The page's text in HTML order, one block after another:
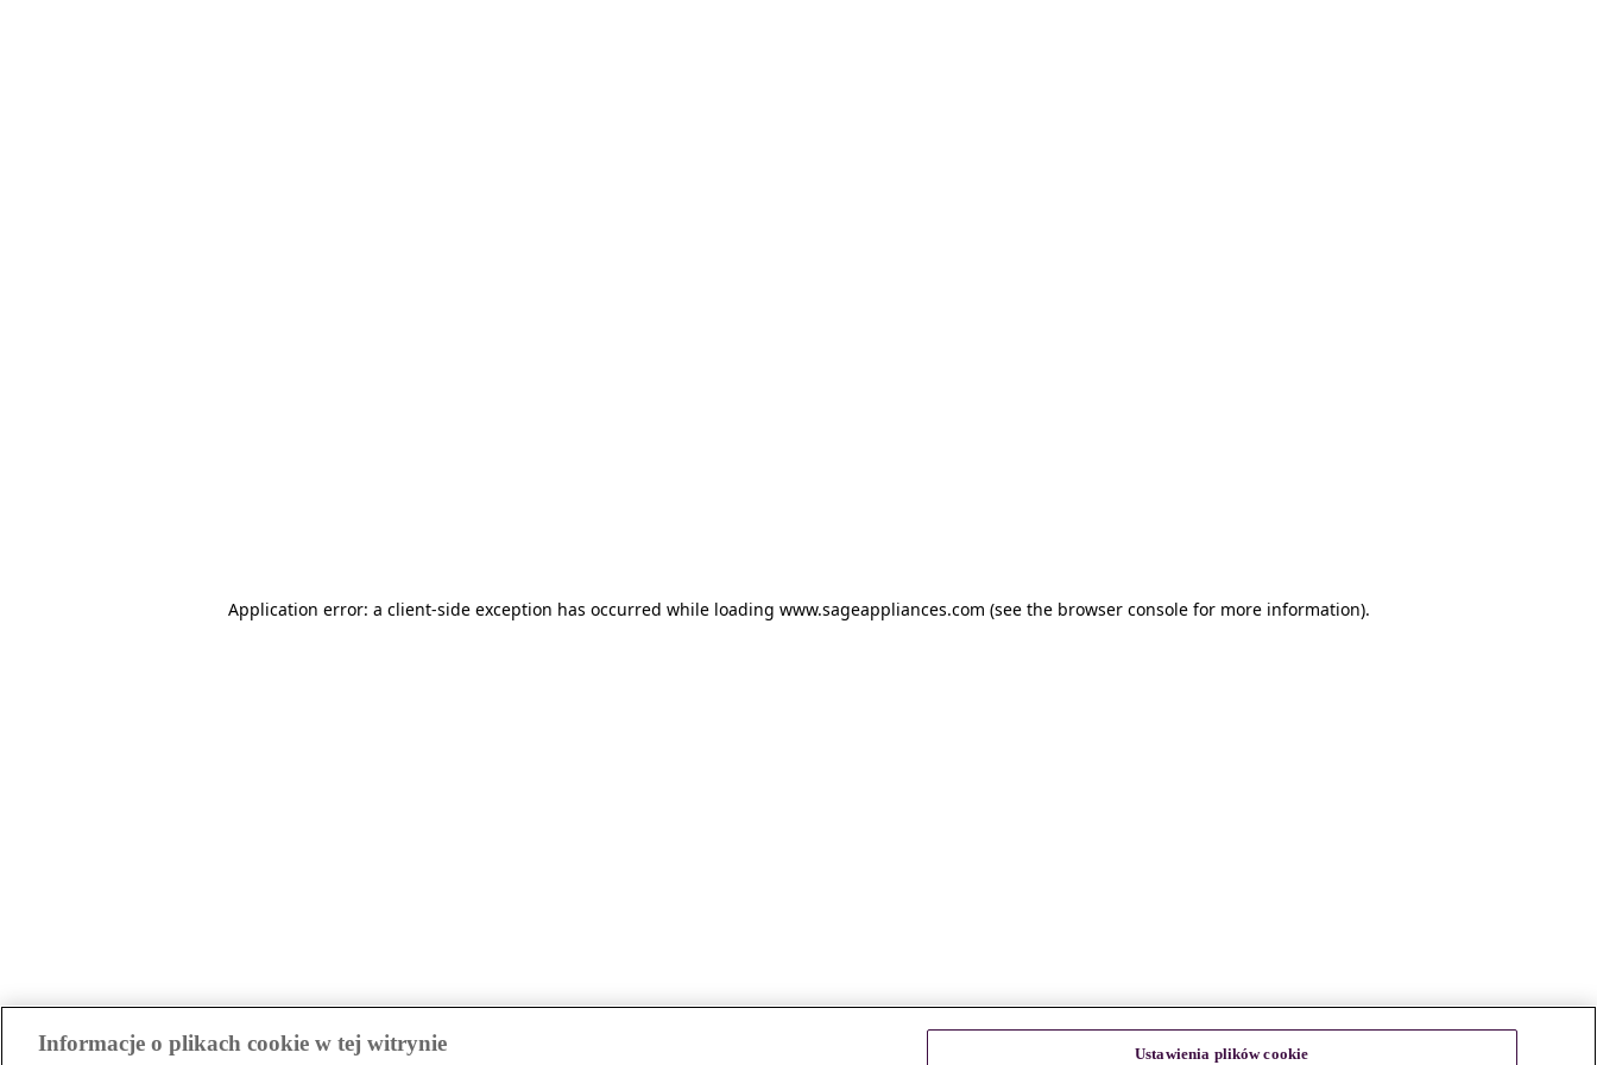
Application error: a client-side exception has occurred while loading www.sageappliances.com (see the browser console for more information).
Informacje o plikach cookie w tej witrynie Ustawienia plików cookie